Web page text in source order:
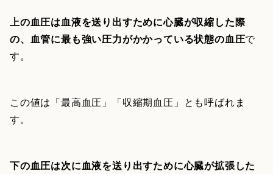
上の血圧は血液を送り出すために心臓が収縮した際
の、血管に最も強い圧力がかかっている状態の血圧で
す。
この値は「最高血圧」「収縮期血圧」とも呼ばれま
す。
下の血圧は次に血液を送り出すために心臓が拡張した